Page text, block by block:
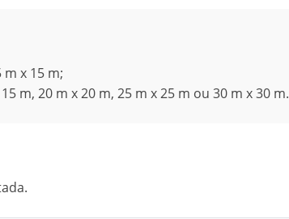
x 15 m;
m, 20 m x 20 m, 25 m x 25 m ou 30 m x 30 m.